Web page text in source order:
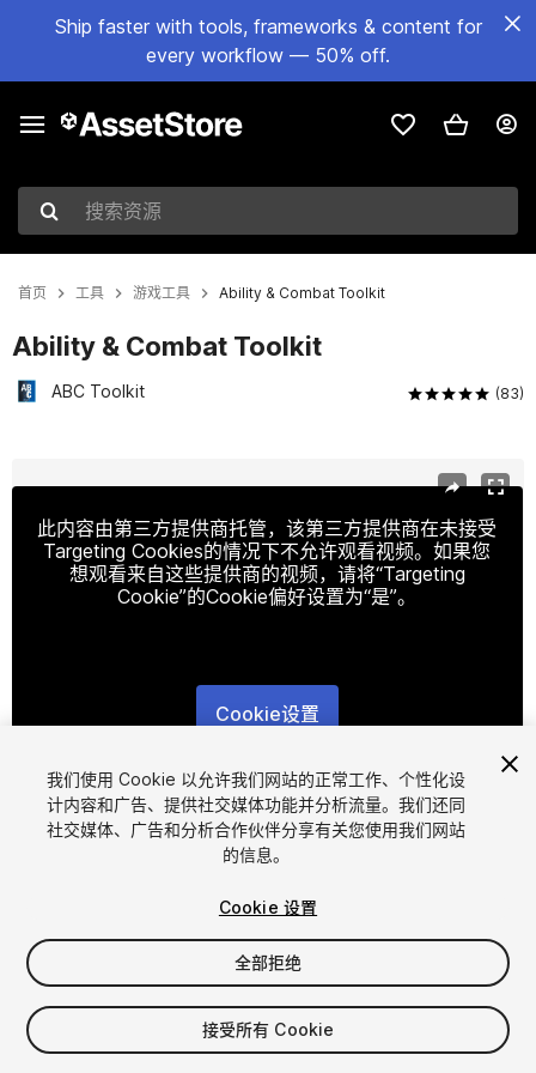
Ship faster with tools, frameworks & content for
every workflow — 50% off.
搜索资源
首页 工具 游戏工具 Ability & Combat Toolkit
Ability & Combat Toolkit
ABC Toolkit (83)
此内容由第三方提供商托管，该第三方提供商在未接受
Targeting Cookies的情况下不允许观看视频。如果您
想观看来自这些提供商的视频，请将“Targeting
Cookie”的Cookie偏好设置为“是”。
Cookie设置
1/17
$78.25
席位
我们使用 Cookie 以允许我们网站的正常工作、个性化设
计内容和广告、提供社交媒体功能并分析流量。我们还同
社交媒体、广告和分析合作伙伴分享有关您使用我们网站
的信息。
Cookie 设置
全部拒绝
接受所有 Cookie